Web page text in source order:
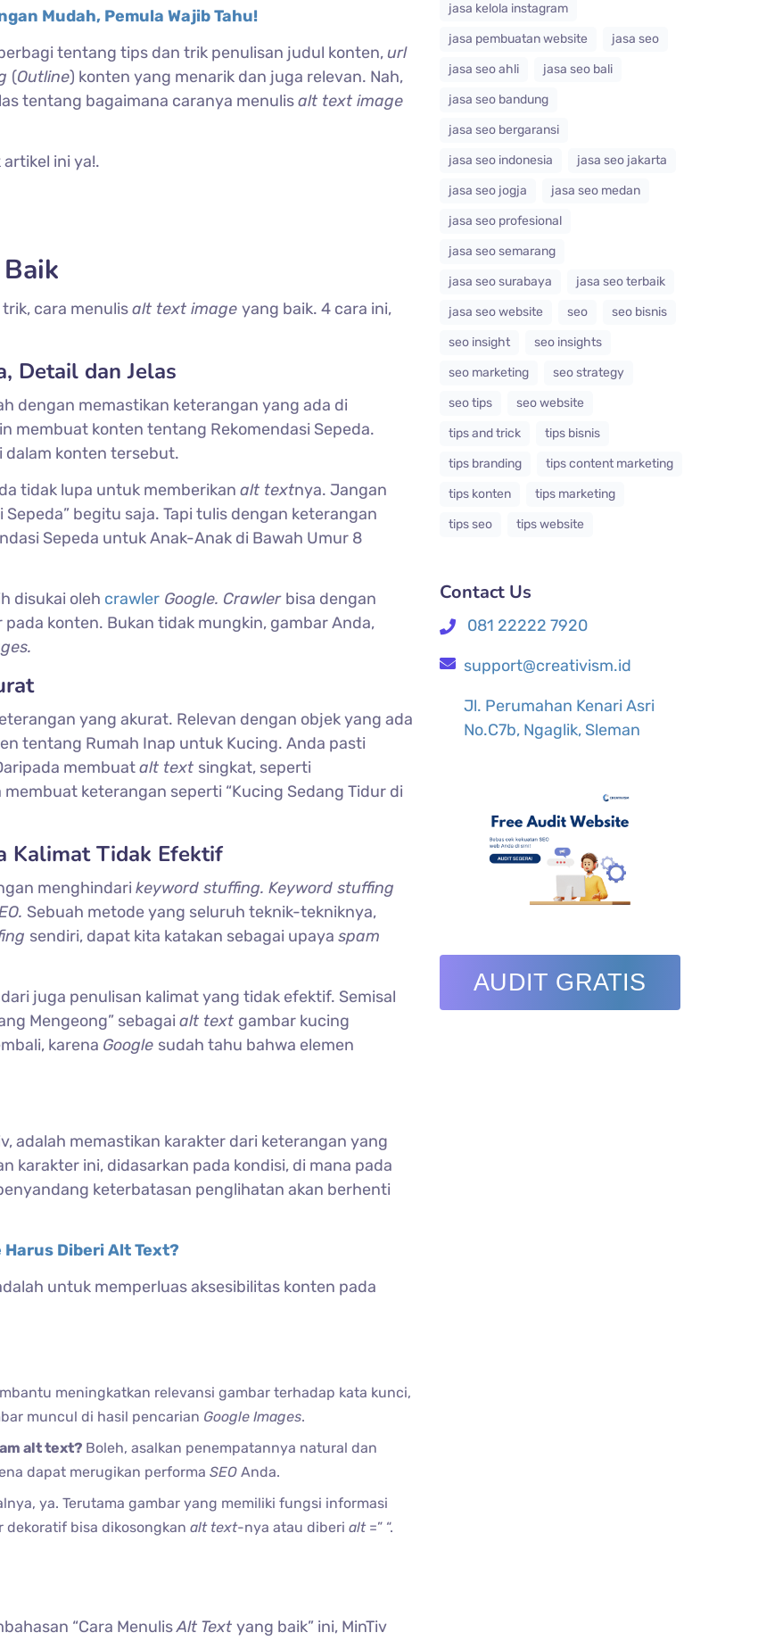
Mudah, Pemula Wajib Tahu!
tentang tips dan trik penulisan judul konten,url
(Outline) konten yang menarik dan juga relevan. Nah,
tentang bagaimana caranya menulisalt text image
ini ya!.
cara menulisalt text image yang baik. 4 cara ini,
Detail dan Jelas
dengan memastikan keterangan yang ada di
membuat konten tentang Rekomendasi Sepeda.
dalam konten tersebut.
tidak lupa untuk memberikan alt textnya. Jangan
Sepeda” begitu saja. Tapi tulis dengan keterangan
Sepeda untuk Anak-Anak di Bawah Umur 8
disukai oleh crawler Google. Crawler bisa dengan
konten. Bukan tidak mungkin, gambar Anda,
yang akurat. Relevan dengan objek yang ada
tentang Rumah Inap untuk Kucing. Anda pasti
membuatalt text singkat, seperti
keterangan seperti “Kucing Sedang Tidur di
Kalimat Tidak Efektif
menghindari keyword stuffing. Keyword stuffing
Sebuah metode yang seluruh teknik-tekniknya,
sendiri, dapat kita katakan sebagai upaya spam
juga penulisan kalimat yang tidak efektif. Semisal
Mengeong” sebagai alt text gambar kucing
karena Google sudah tahu bahwa elemen
adalah memastikan karakter dari keterangan yang
karakter ini, didasarkan pada kondisi, di mana pada
keterbatasan penglihatan akan berhenti
Harus Diberi Alt Text?
untuk memperluas aksesibilitas konten pada
meningkatkan relevansi gambar terhadap kata kunci,
muncul di hasil pencarian Google Images.
alt text? Boleh, asalkan penempatannya natural dan
dapat merugikan performa SEO Anda.
ya. Terutama gambar yang memiliki fungsi informasi
bisa dikosongkan alt text-nya atau diberi alt=” “.
“Cara MenulisAlt Text yang baik” ini, MinTiv
jasa kelola instagram
jasa pembuatan website
jasa seo
jasa seo ahli
jasa seo bali
jasa seo bandung
jasa seo bergaransi
jasa seo indonesia
jasa seo jakarta
jasa seo jogja
jasa seo medan
jasa seo profesional
jasa seo semarang
jasa seo surabaya
jasa seo terbaik
jasa seo website
seo
seo bisnis
seo insight
seo insights
seo marketing
seo strategy
seo tips
seo website
tips and trick
tips bisnis
tips branding
tips content marketing
tips konten
tips marketing
tips seo
tips website
Contact Us
081 22222 7920
support@creativism.id
Jl. Perumahan Kenari Asri
No.C7b, Ngaglik, Sleman
AUDIT GRATIS